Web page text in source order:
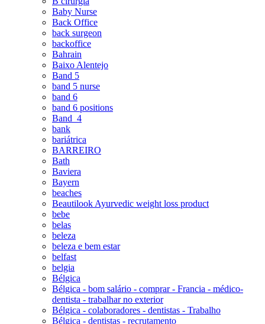
Baby Nurse
Back Office
back surgeon
backoffice
Bahrain
Baixo Alentejo
Band 5
band 5 nurse
band 6
band 6 positions
Band_4
bank
bariátrica
BARREIRO
Bath
Baviera
Bayern
beaches
Beautilook Ayurvedic weight loss product
bebe
belas
beleza
beleza e bem estar
belfast
belgia
Bélgica
Bélgica - bom salário - comprar - Francia - médico-
dentista - trabalhar no exterior
Bélgica - colaboradores - dentistas - Trabalho
Bélgica - dentistas - recrutamento